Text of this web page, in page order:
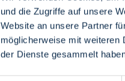
und die Zugriffe auf unsere
Website an unsere Partner
möglicherweise mit weiteren
der Dienste gesammelt